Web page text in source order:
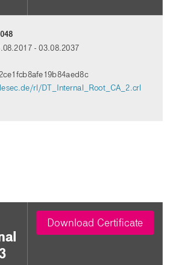
- 03.08.2037
rl/DT_Internal_Root_CA_2.crl
Download Certificate